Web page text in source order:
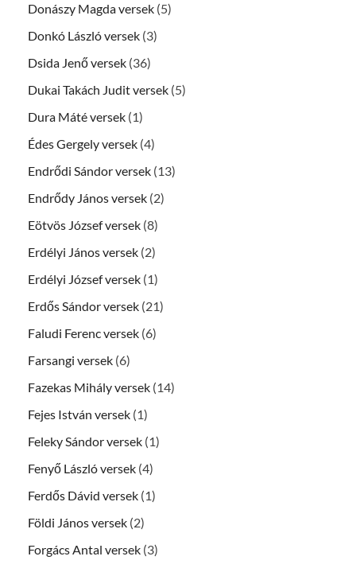
Donászy Magda versek (5)
Donkó László versek (3)
Dsida Jenő versek (36)
Dukai Takách Judit versek (5)
Dura Máté versek (1)
Édes Gergely versek (4)
Endrődi Sándor versek (13)
Endrődy János versek (2)
Eötvös József versek (8)
Erdélyi János versek (2)
Erdélyi József versek (1)
Erdős Sándor versek (21)
Faludi Ferenc versek (6)
Farsangi versek (6)
Fazekas Mihály versek (14)
Fejes István versek (1)
Feleky Sándor versek (1)
Fenyő László versek (4)
Ferdős Dávid versek (1)
Földi János versek (2)
Forgács Antal versek (3)